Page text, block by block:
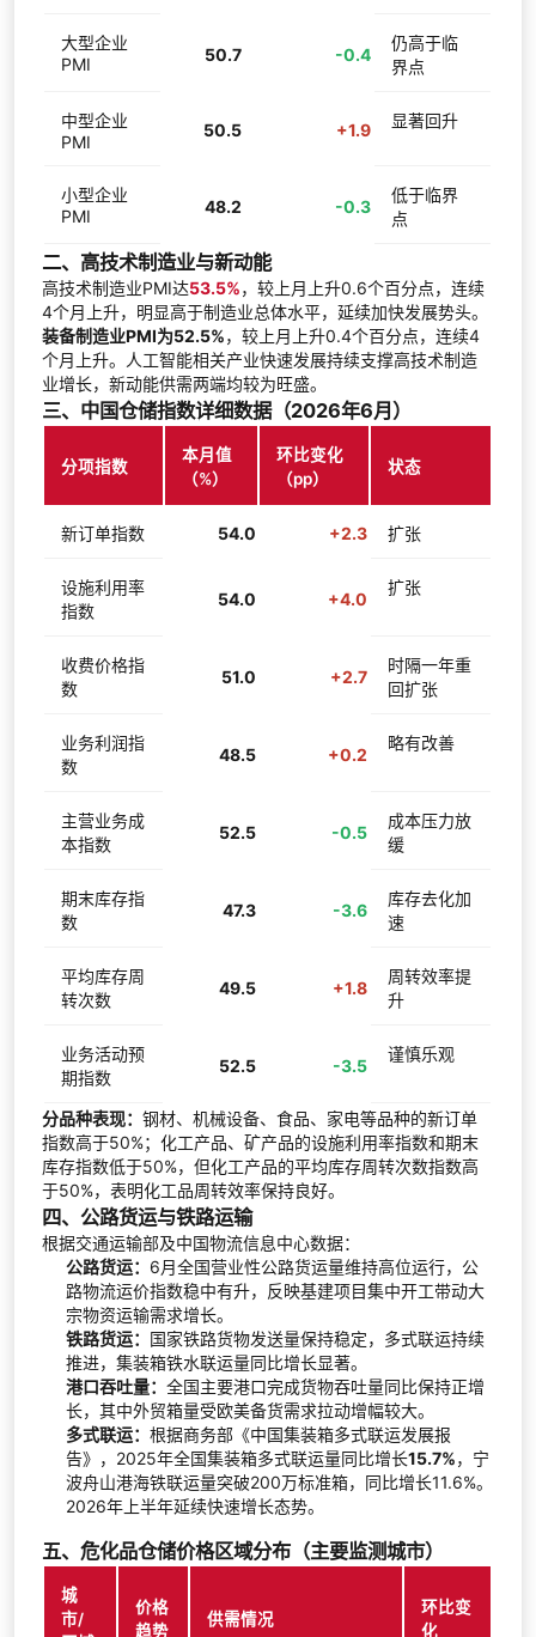
大型企业
PMI
50.7 -0.4
仍高于临
界点
中型企业
PMI
50.5 +1.9 显著回升
小型企业
PMI
48.2 -0.3
低于临界
点
二、高技术制造业与新动能
高技术制造业PMI达53.5%，较上月上升0.6个百分点，连续
4个月上升，明显高于制造业总体水平，延续加快发展势头。
装备制造业PMI为52.5%，较上月上升0.4个百分点，连续4
个月上升。人工智能相关产业快速发展持续支撑高技术制造
业增长，新动能供需两端均较为旺盛。
三、中国仓储指数详细数据（2026年6月）
分项指数
本月值
（%）
环比变化
（pp）
状态
新订单指数 54.0 +2.3 扩张
设施利用率
指数
54.0 +4.0
扩张
收费价格指
数
51.0 +2.7
时隔一年重
回扩张
业务利润指
数
48.5 +0.2
略有改善
主营业务成
本指数
52.5 -0.5
成本压力放
缓
期末库存指
数
47.3 -3.6
库存去化加
速
平均库存周
转次数
49.5 +1.8
周转效率提
升
业务活动预
期指数
52.5 -3.5
谨慎乐观
分品种表现：钢材、机械设备、食品、家电等品种的新订单
指数高于50%；化工产品、矿产品的设施利用率指数和期末
库存指数低于50%，但化工产品的平均库存周转次数指数高
于50%，表明化工品周转效率保持良好。
四、公路货运与铁路运输
根据交通运输部及中国物流信息中心数据：
公路货运： 6月全国营业性公路货运量维持高位运行，公
路物流运价指数稳中有升，反映基建项目集中开工带动大
宗物资运输需求增长。
铁路货运： 国家铁路货物发送量保持稳定，多式联运持续
推进，集装箱铁水联运量同比增长显著。
港口吞吐量：全国主要港口完成货物吞吐量同比保持正增
长，其中外贸箱量受欧美备货需求拉动增幅较大。
多式联运：根据商务部《中国集装箱多式联运发展报
告》，2025年全国集装箱多式联运量同比增长15.7%，宁
波舟山港海铁联运量突破200万标准箱，同比增长11.6%。
2026年上半年延续快速增长态势。
五、危化品仓储价格区域分布（主要监测城市）
城
市/
价格
趋势
供需情况
环比变
化